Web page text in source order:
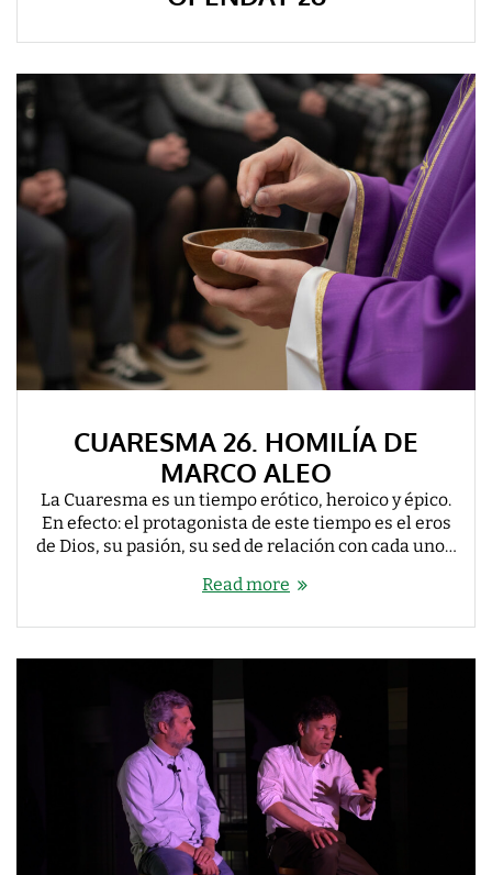
CUARESMA 26. HOMILÍA DE
MARCO ALEO
La Cuaresma es un tiempo erótico, heroico y épico.
En efecto: el protagonista de este tiempo es el eros
de Dios, su pasión, su sed de relación con cada uno…
Read more